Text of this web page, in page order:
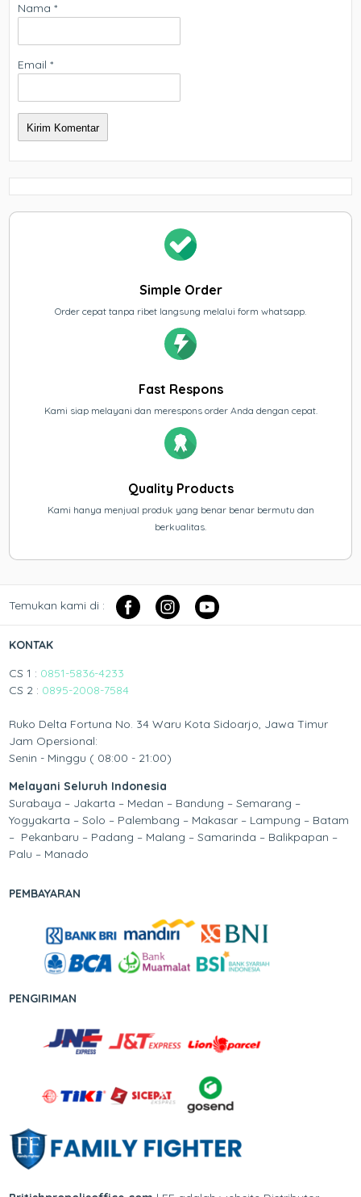
Nama*
Email*
Simple Order
Order cepat tanpa ribet langsung melalui form whatsapp.
Fast Respons
Kami siap melayani dan merespons order Anda dengan cepat.
Quality Products
Kami hanya menjual produk yang benar benar bermutu dan
berkualitas.
Temukan kami di :
KONTAK
CS 1 : 0851-5836-4233
CS 2 : 0895-2008-7584
Ruko Delta Fortuna No. 34 Waru Kota Sidoarjo, Jawa Timur
Jam Opersional:
Senin - Minggu ( 08:00 - 21:00)
Melayani Seluruh Indonesia
Surabaya – Jakarta – Medan – Bandung – Semarang –
Yogyakarta – Solo – Palembang – Makasar – Lampung – Batam
– Pekanbaru – Padang – Malang – Samarinda – Balikpapan –
Palu – Manado
PEMBAYARAN
PENGIRIMAN